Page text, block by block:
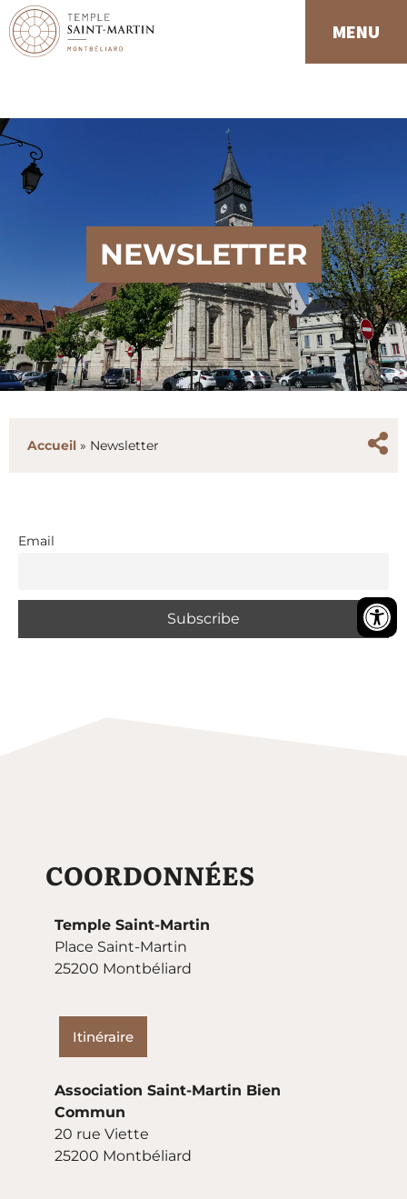
MENU
NEWSLETTER
Accueil » Newsletter
Email
COORDONNÉES
Temple Saint-Martin
Place Saint-Martin
25200 Montbéliard
Itinéraire
Association Saint-Martin Bien
Commun
20 rue Viette
25200 Montbéliard
Panneau de gestion des cookies